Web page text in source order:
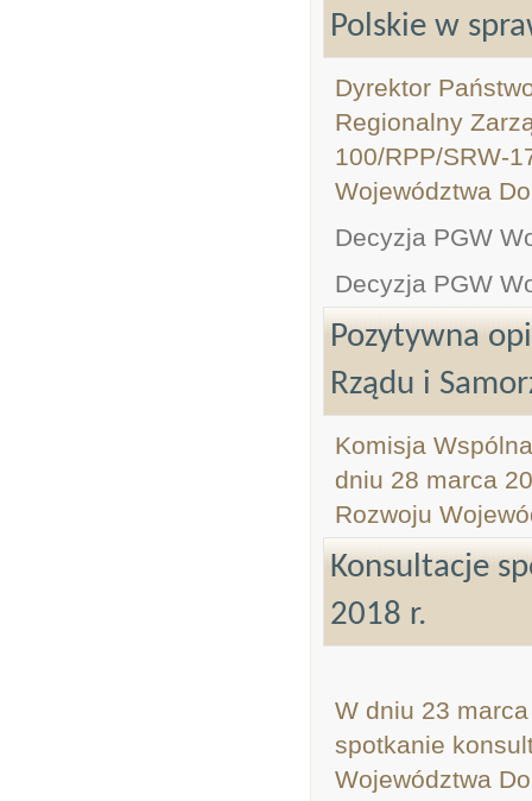
Polskie w
Dyrektor
Regionalny
100/RPP/SRW-
Województwa
Decyzja PGW
Decyzja PGW
Pozytywna
Rządu i
Komisja
dniu 28 marca
Rozwoju
Konsultacje
2018 r.
W dniu 23
spotkanie
Województwa